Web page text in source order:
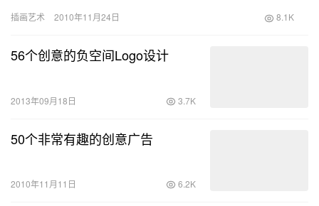
插画艺术 2010年11月24日 8.1K
56个创意的负空间Logo设计
2013年09月18日 3.7K
50个非常有趣的创意广告
2010年11月11日 6.2K